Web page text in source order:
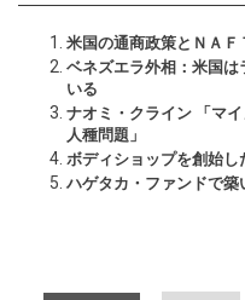
米国の通商政策とＮＡ
ベネズエラ外相：米国
いる
ナオミ・クライン 「マ
人種問題」
ボディショップを創始
ハゲタカ・ファンドで